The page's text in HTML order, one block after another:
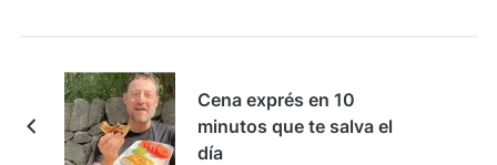
Cena exprés en 10
minutos que te salva el
día